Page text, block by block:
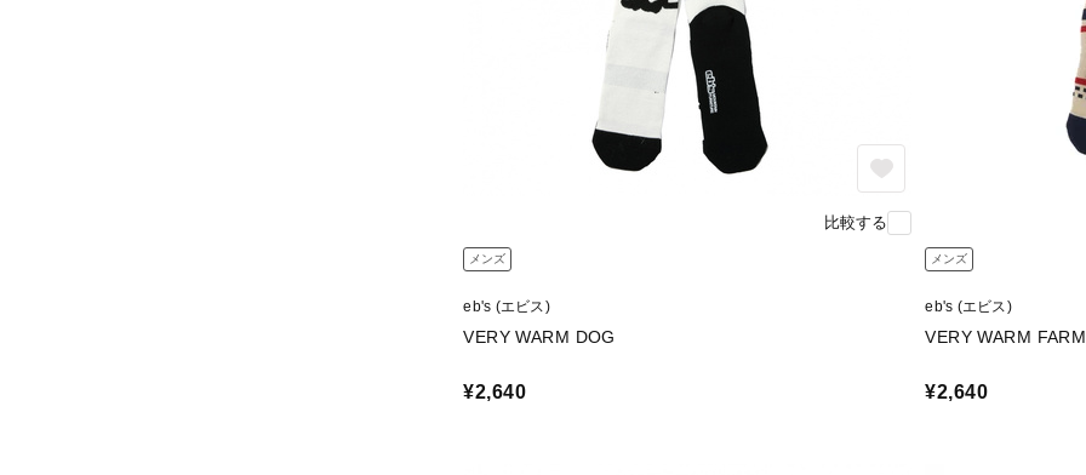
比較する
メンズ
eb's (エビス)
VERY WARM DOG
¥2,640
メンズ
eb's (エビス)
VERY WARM
¥2,640